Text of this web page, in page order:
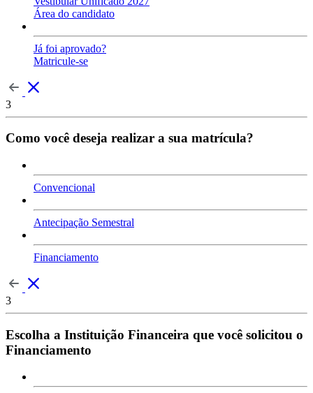
Área do candidato
Já foi aprovado?
Matricule-se
3
Como você deseja realizar a sua matrícula?
Convencional
Antecipação Semestral
Financiamento
3
Escolha a Instituição Financeira que você solicitou o
Financiamento